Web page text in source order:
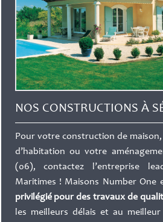
NOS CONSTRUCTIONS À
Pour votre construction de
d’habitation ou votre
(06), contactez l’entreprise
Maritimes ! Maisons Number One
privilégié pour des travaux de
les meilleurs délais et au